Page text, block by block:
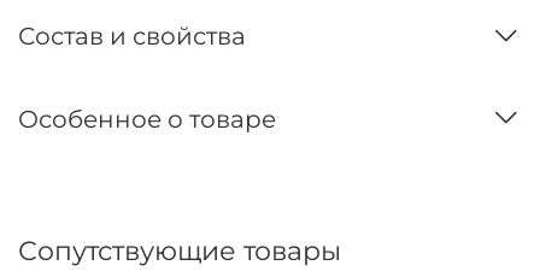
Состав и свойства
Особенное о товаре
Сопутствующие товары